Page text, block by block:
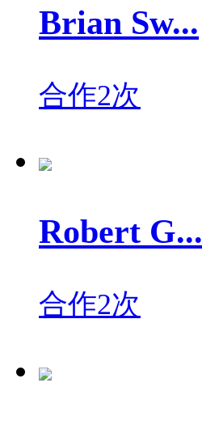
Brian Sw...
合作2次
Robert G...
合作2次